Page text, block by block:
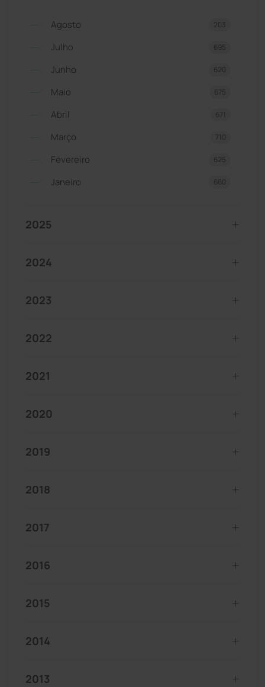
Agosto 203
Julho 695
Junho 620
Maio 675
Abril 671
Março 710
Fevereiro 625
Janeiro 660
2025
2024
2023
2022
2021
2020
2019
2018
2017
2016
2015
2014
2013